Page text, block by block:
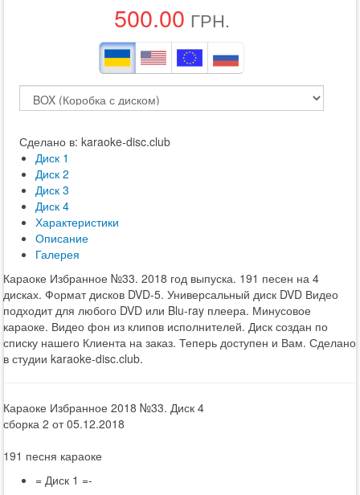
500.00 ГРН.
Сделано в: karaoke-disc.club
Диск 1
Диск 2
Диск 3
Диск 4
Характеристики
Описание
Галерея
Караоке Избранное №33. 2018 год выпуска. 191 песен на 4
дисках. Формат дисков DVD-5. Универсальный диск DVD Видео
подходит для любого DVD или Blu-ray плеера. Минусовое
караоке. Видео фон из клипов исполнителей. Диск создан по
списку нашего Клиента на заказ. Теперь доступен и Вам. Сделано
в студии karaoke-disc.club.
Караоке Избранное 2018 №33. Диск 4
сборка 2 от 05.12.2018
191 песня караоке
= Диск 1 =-